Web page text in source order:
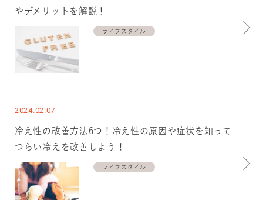
やデメリットを解説！
ライフスタイル
2024.02.07
冷え性の改善方法6つ！冷え性の原因や症状を知って
つらい冷えを改善しよう！
ライフスタイル